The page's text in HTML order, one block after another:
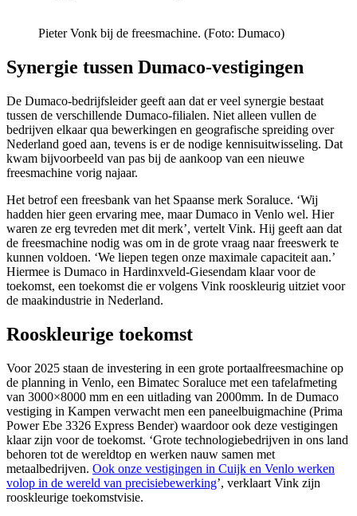
Pieter Vonk bij de freesmachine. (Foto: Dumaco)
Synergie tussen Dumaco-vestigingen
De Dumaco-bedrijfsleider geeft aan dat er veel synergie bestaat
tussen de verschillende Dumaco-filialen. Niet alleen vullen de
bedrijven elkaar qua bewerkingen en geografische spreiding over
Nederland goed aan, tevens is er de nodige kennisuitwisseling. Dat
kwam bijvoorbeeld van pas bij de aankoop van een nieuwe
freesmachine vorig najaar.
Het betrof een freesbank van het Spaanse merk Soraluce. ‘Wij
hadden hier geen ervaring mee, maar Dumaco in Venlo wel. Hier
waren ze erg tevreden met dit merk’, vertelt Vink. Hij geeft aan dat
de freesmachine nodig was om in de grote vraag naar freeswerk te
kunnen voldoen. ‘We liepen tegen onze maximale capaciteit aan.’
Hiermee is Dumaco in Hardinxveld-Giesendam klaar voor de
toekomst, een toekomst die er volgens Vink rooskleurig uitziet voor
de maakindustrie in Nederland.
Rooskleurige toekomst
Voor 2025 staan de investering in een grote portaalfreesmachine op
de planning in Venlo, een Bimatec Soraluce met een tafelafmeting
van 3000×8000 mm en een uitlading van 2000mm. In de Dumaco
vestiging in Kampen verwacht men een paneelbuigmachine (Prima
Power Ebe 3326 Express Bender) waardoor ook deze vestigingen
klaar zijn voor de toekomst. ‘Grote technologiebedrijven in ons land
behoren tot de wereldtop en werken nauw samen met
metaalbedrijven. Ook onze vestigingen in Cuijk en Venlo werken
volop in de wereld van precisiebewerking’, verklaart Vink zijn
rooskleurige toekomstvisie.